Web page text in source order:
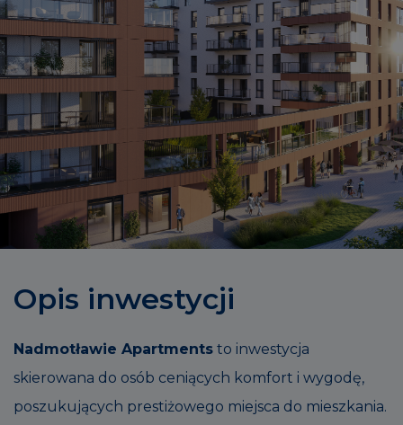
Opis inwestycji
Nadmotławie Apartments to inwestycja
skierowana do osób ceniących komfort i wygodę,
poszukujących prestiżowego miejsca do mieszkania.